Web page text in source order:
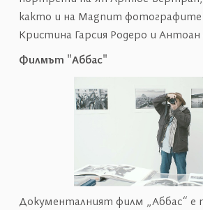
както и на Magnum фотографите
Кристина Гарсия Родеро и Антоан
Филмът "Аббас"
Документалният филм „Аббас“ е